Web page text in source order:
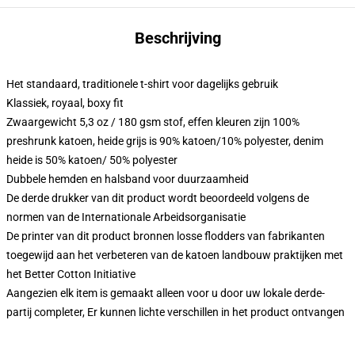
Beschrijving
Het standaard, traditionele t-shirt voor dagelijks gebruik
Klassiek, royaal, boxy fit
Zwaargewicht 5,3 oz / 180 gsm stof, effen kleuren zijn 100%
preshrunk katoen, heide grijs is 90% katoen/10% polyester, denim
heide is 50% katoen/ 50% polyester
Dubbele hemden en halsband voor duurzaamheid
De derde drukker van dit product wordt beoordeeld volgens de
normen van de Internationale Arbeidsorganisatie
De printer van dit product bronnen losse flodders van fabrikanten
toegewijd aan het verbeteren van de katoen landbouw praktijken met
het Better Cotton Initiative
Aangezien elk item is gemaakt alleen voor u door uw lokale derde-
partij completer, Er kunnen lichte verschillen in het product ontvangen